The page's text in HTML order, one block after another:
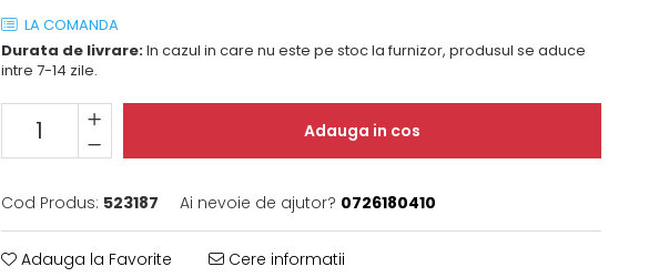
LA COMANDA
Durata de livrare:In cazul in care nu este pe stoc la furnizor, produsul se aduce
intre 7-14 zile.
Adauga in cos
Cod Produs: 523187 Ai nevoie de ajutor? 0726180410
Adauga la Favorite Cere informatii